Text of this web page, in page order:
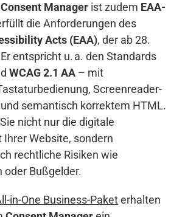
Manager ist zudem EAA-
die Anforderungen des
Acts (EAA), der ab 28.
entspricht u. a. den Standards
WCAG 2.1 AA – mit
Screenreader-
semantisch korrektem HTML.
nicht nur die digitale
Website, sondern
rechtliche Risiken wie
oder Bußgelder.
in-One Business-Paketerhalten